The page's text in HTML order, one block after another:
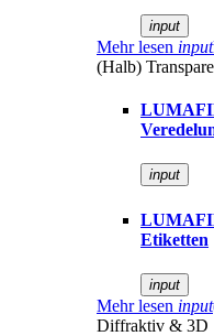
input
Mehr lesen input
(Halb)
input
Etiketten
input
Mehr lesen input
Diffraktiv & 3D